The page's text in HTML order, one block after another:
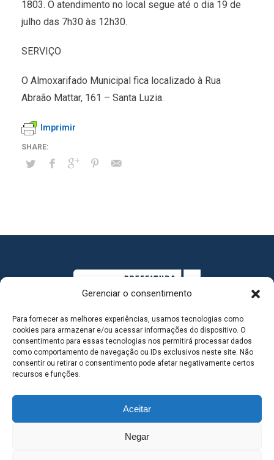
Gerenciar o consentimento
Para fornecer as melhores experiências, usamos tecnologias como
cookies para armazenar e/ou acessar informações do dispositivo. O
consentimento para essas tecnologias nos permitirá processar dados
como comportamento de navegação ou IDs exclusivos neste site. Não
consentir ou retirar o consentimento pode afetar negativamente certos
recursos e funções.
Aceitar
Negar
1803. O atendimento no local segue até o dia 19 de
julho das 7h30 às 12h30.
SERVIÇO
O Almoxarifado Municipal fica localizado à Rua
Abraão Mattar, 161 – Santa Luzia.
Imprimir
MAPA DO SITE
SEDE DO ADMINISTRATIVO MUNICIPAL - Avenida